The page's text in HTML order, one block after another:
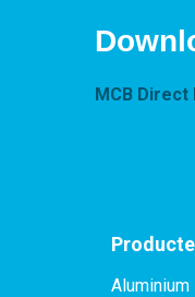
MCB
Aluminium